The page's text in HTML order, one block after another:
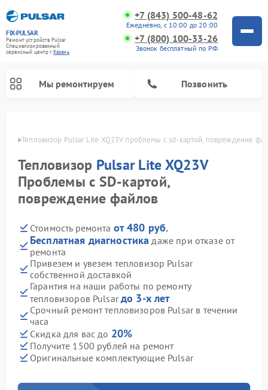
FIX-PULSAR
Ремонт устройств Pulsar
Специализированный
cервисный центр г.Казань
+7 (843) 500-48-62
Ежедневно, с 10:00 до 20:00
+7 (800) 100-33-26
Звонок бесплатный по РФ
Мы ремонтируем Позвонить
Тепловизор Pulsar Lite XQ23V проблемы с sd‑картой, повреждение
Тепловизор Pulsar Lite XQ23V
Проблемы с SD‑картой,
повреждение файлов
Стоимость ремонта от 480 руб.
Бесплатная диагностика даже при отказе от
ремонта
Привезем и увезем тепловизор Pulsar
собственной доставкой
Гарантия на наши работы по ремонту
тепловизоров Pulsarдо 3-х лет
Срочный ремонт тепловизоров Pulsar в течении
часа
Скидка для вас до 20%
Получите 1500 рублей на ремонт
Оригинальные комплектующие Pulsar